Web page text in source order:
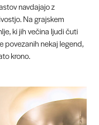
navdajajo z
Na grajskem
ki jih večina ljudi čuti
povezanih nekaj legend,
krono.